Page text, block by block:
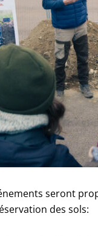
seront
des sols: